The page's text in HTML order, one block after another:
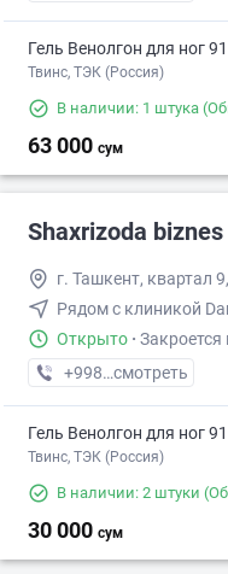
Гель Венолгон для ног
Твинс, ТЭК (Россия)
В наличии: 1 штука
63 000 сум
Shaxrizoda
г. Ташкент, квартал
Рядом с клиникой
Открыто · Закроется
+998 (33) XXX-XX-XX
смотреть
Гель Венолгон для ног
Твинс, ТЭК (Россия)
В наличии: 2 штуки
30 000 сум